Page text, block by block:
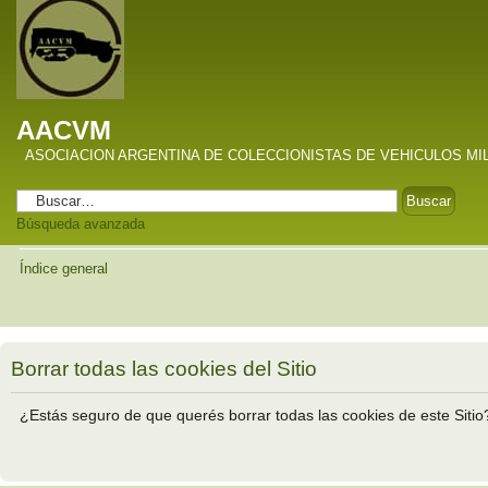
AACVM
ASOCIACION ARGENTINA DE COLECCIONISTAS DE VEHICULOS
Búsqueda avanzada
Índice general
Borrar todas las cookies del Sitio
¿Estás seguro de que querés borrar todas las cookies de este